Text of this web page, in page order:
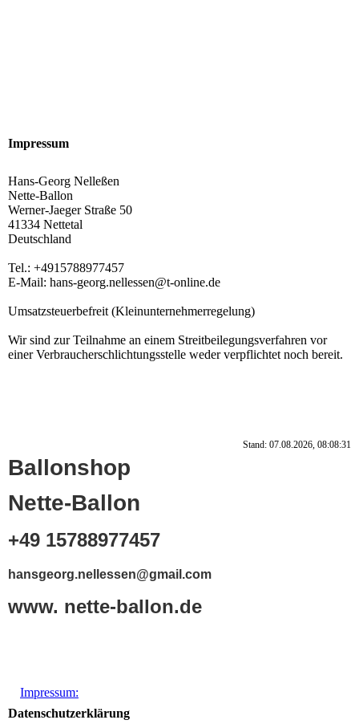
Impressum
Hans-Georg Nelleßen
Nette-Ballon
Werner-Jaeger Straße 50
41334 Nettetal
Deutschland
Tel.: +4915788977457
E-Mail: hans-georg.nellessen@t-online.de
Umsatzsteuerbefreit (Kleinunternehmerregelung)
Wir sind zur Teilnahme an einem Streitbeilegungsverfahren vor
einer Verbraucherschlichtungsstelle weder verpflichtet noch bereit.
Stand: 07.08.2026, 08:08:31
Ballonshop
Nette-Ballon
+49 15788977457
hansgeorg.nellessen@gmail.com
www. nette-ballon.de
Impressum:
Datenschutzerklärung